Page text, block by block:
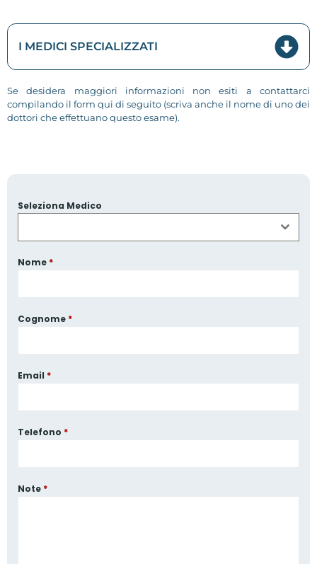
I MEDICI SPECIALIZZATI
Se desidera maggiori informazioni non esiti a contattarci
compilando il form qui di seguito (scriva anche il nome di uno dei
dottori che effettuano questo esame).
Seleziona Medico
Nome *
Cognome *
Email *
Telefono *
Note *